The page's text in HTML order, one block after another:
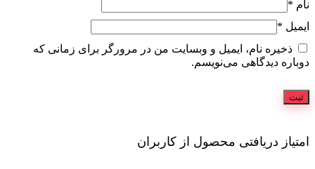
نام *
ایمیل *
ذخیره نام، ایمیل و وبسایت من در مرورگر برای زمانی که
دوباره دیدگاهی می‌نویسم.
امتیاز دریافتی محصول از کاربران